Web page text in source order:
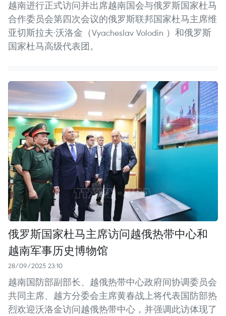
越南进行正式访问并出席越南国会与俄罗斯国家杜马
合作委员会第四次会议的俄罗斯联邦国家杜马主席维
亚切斯拉夫·沃洛金（Vyacheslav Volodin ）和俄罗斯
国家杜马高级代表团。
俄罗斯国家杜马主席访问越俄热带中心和
越南军事历史博物馆
28/09/2025 23:10
越南国防部副部长、越俄热带中心政府间协调委员会
共同主席、越方分委会主席黄春战上将代表国防部热
烈欢迎沃洛金访问越俄热带中心，并强调此访体现了